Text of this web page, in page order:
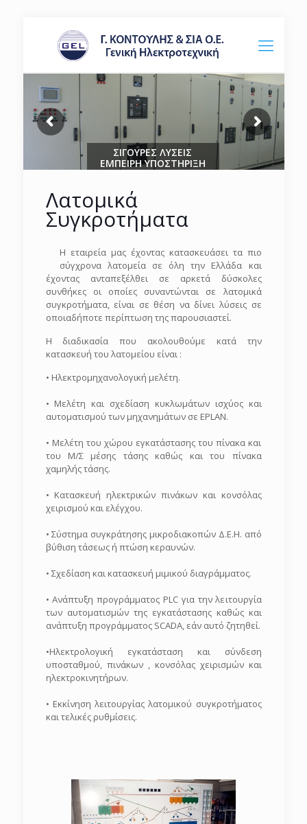
ΣΙΓΟΥΡΕΣ ΛΥΣΕΙΣ
ΕΜΠΕΙΡΗ ΥΠΟΣΤΗΡΙΞΗ
Λατομικά
Συγκροτήματα
Η εταιρεία μας έχοντας κατασκευάσει τα πιο
σύγχρονα λατομεία σε όλη την Ελλάδα και
έχοντας ανταπεξέλθει σε αρκετά δύσκολες
συνθήκες οι οποίες συναντώνται σε λατομικά
συγκροτήματα, είναι σε θέση να δίνει λύσεις σε
οποιαδήποτε περίπτωση της παρουσιαστεί.
Η διαδικασία που ακολουθούμε κατά την
κατασκευή του λατομείου είναι :
• Ηλεκτρομηχανολογική μελέτη.
• Μελέτη και σχεδίαση κυκλωμάτων ισχύος και
αυτοματισμού των μηχανημάτων σε EPLAN.
• Μελέτη του χώρου εγκατάστασης του πίνακα και
του Μ/Σ μέσης τάσης καθώς και του πίνακα
χαμηλής τάσης.
• Κατασκευή ηλεκτρικών πινάκων και κονσόλας
χειρισμού και ελέγχου.
• Σύστημα συγκράτησης μικροδιακοπών Δ.Ε.Η. από
βύθιση τάσεως ή πτώση κεραυνών.
• Σχεδίαση και κατασκευή μιμικού διαγράμματος.
• Ανάπτυξη προγράμματος PLC για την λειτουργία
των αυτοματισμών της εγκατάστασης καθώς και
ανάπτυξη προγράμματος SCADA, εάν αυτό ζητηθεί.
•Ηλεκτρολογική εγκατάσταση και σύνδεση
υποσταθμού, πινάκων , κονσόλας χειρισμών και
ηλεκτροκινητήρων.
• Εκκίνηση λειτουργίας λατομικού συγκροτήματος
και τελικές ρυθμίσεις.